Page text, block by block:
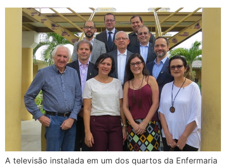
A televisão instalada em um dos quartos da Enfermaria